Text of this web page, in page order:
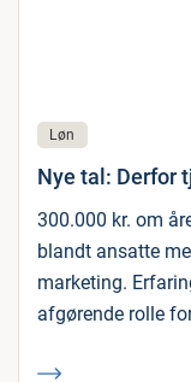
Løn
Nye tal: Derfor
300.000 kr. om
blandt ansatte
marketing.
afgørende rolle